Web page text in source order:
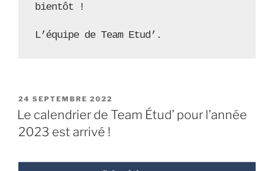
bientôt !
L’équipe de Team Etud’.
PUBLIÉ
LE
24 SEPTEMBRE 2022
Le calendrier de Team Étud’ pour l’année
2023 est arrivé !